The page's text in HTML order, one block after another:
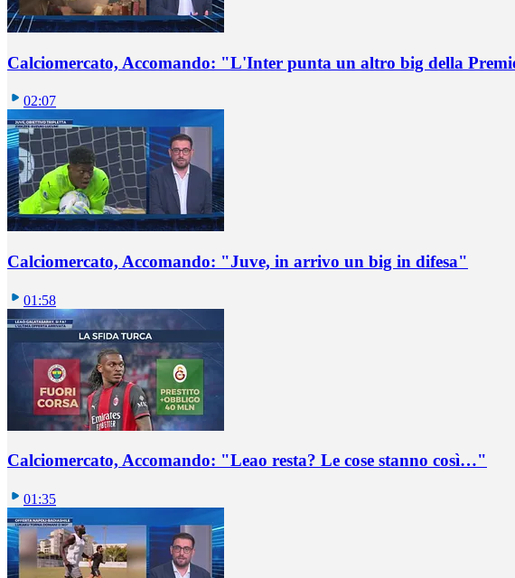
Calciomercato, Accomando: "L'Inter punta un altro big della
02:07
Calciomercato, Accomando: "Juve, in arrivo un big in difesa"
01:58
Calciomercato, Accomando: "Leao resta? Le cose stanno così…"
01:35